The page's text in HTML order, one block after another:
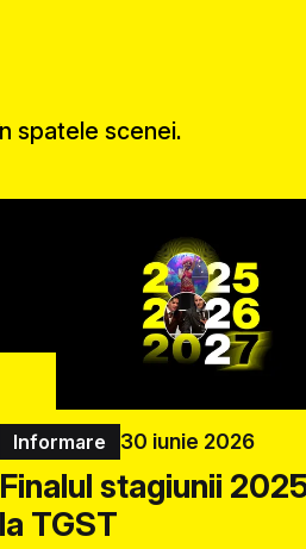
spatele scenei.
Informare 30 iunie 2026
Finalul stagiunii
la TGST